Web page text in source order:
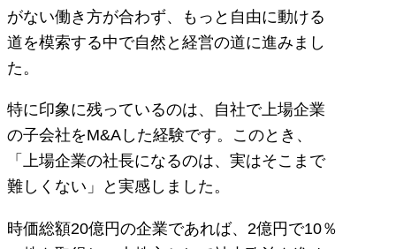
がない働き方が合わず、もっと自由に動ける
道を模索する中で自然と経営の道に進みまし
た。
特に印象に残っているのは、自社で上場企業
の子会社をM&Aした経験です。このとき、
「上場企業の社長になるのは、実はそこまで
難しくない」と実感しました。
時価総額20億円の企業であれば、2億円で10％